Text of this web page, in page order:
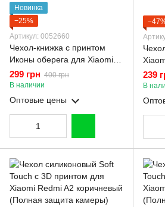
Новинка
−25%
Артикул: 0052660
Чехол-книжка с принтом
Иконы оберега для Xiaomi
Redmi A2 с подставкой на
сяоми редми а2 чёрная gd1
299 грн 400 грн
В наличии
Оптовые цены
239
В